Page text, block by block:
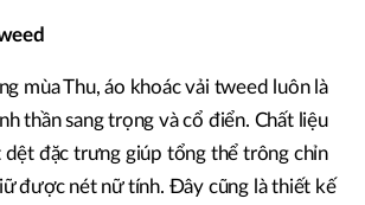
mùa Thu, áo khoác vải tweed luôn là
thần sang trọng và cổ điển. Chất liệu
đặc trưng giúp tổng thể trông chỉn
được nét nữ tính. Đây cũng là thiết kế